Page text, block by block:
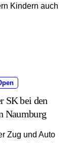
Kindern auch
SK bei den
Naumburg
Zug und Auto